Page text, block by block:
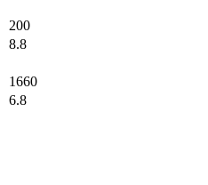
200
8.8
1660
6.8